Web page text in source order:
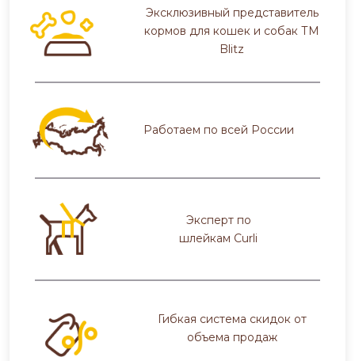
Эксклюзивный представитель
кормов для кошек и собак ТМ
Blitz
Работаем по всей России
Эксперт по
шлейкам Curli
Гибкая система скидок от
объема продаж